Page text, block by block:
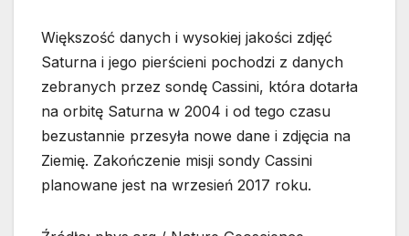
Większość danych i wysokiej jakości zdjęć
Saturna i jego pierścieni pochodzi z danych
zebranych przez sondę Cassini, która dotarła
na orbitę Saturna w 2004 i od tego czasu
bezustannie przesyła nowe dane i zdjęcia na
Ziemię. Zakończenie misji sondy Cassini
planowane jest na wrzesień 2017 roku.